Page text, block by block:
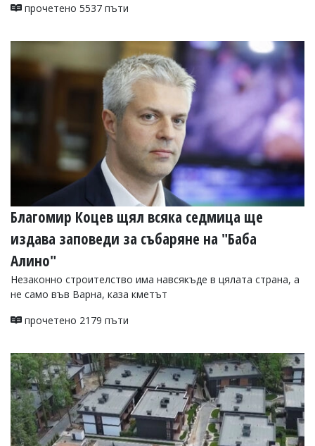
прочетено 5537 пъти
Благомир Коцев щял всяка седмица ще
издава заповеди за събаряне на "Баба
Алино"
Незаконно строителство има навсякъде в цялата страна, а
не само във Варна, каза кметът
прочетено 2179 пъти